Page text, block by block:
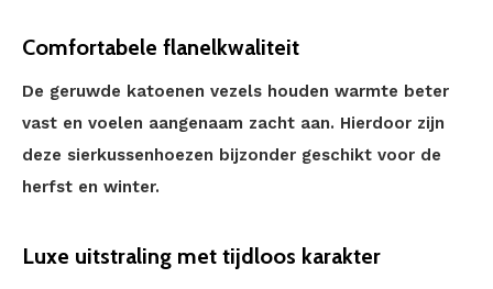
Comfortabele flanelkwaliteit
De geruwde katoenen vezels houden warmte beter
vast en voelen aangenaam zacht aan. Hierdoor zijn
deze sierkussenhoezen bijzonder geschikt voor de
herfst en winter.
Luxe uitstraling met tijdloos karakter